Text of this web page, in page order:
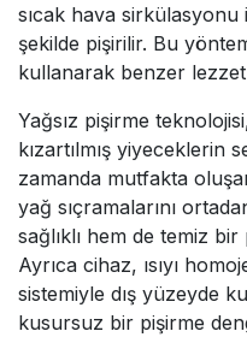
sıcak hava
şekilde pişirilir. Bu
kullanarak benzer
Yağsız pişirme
kızartılmış yiyeceklerin
zamanda mutfakta
yağ sıçramalarını
sağlıklı hem de temiz
Ayrıca cihaz, ısıyı
sistemiyle dış yüzeyde
kusursuz bir pişirme